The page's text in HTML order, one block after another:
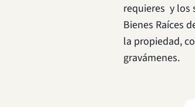
requieres y los
Bienes Raíces
la propiedad,
gravámenes.